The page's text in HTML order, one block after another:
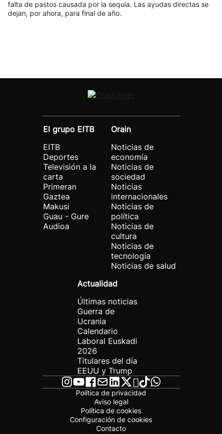
falta de pastos causada por la sequía. Las ayudas directas se
dejan, por ahora, para final de año.
El grupo EITB
EITB
Deportes
Televisión a la
carta
Primeran
Gaztea
Makusi
Guau - Gure
Audioa
Orain
Noticias de
economía
Noticias de
sociedad
Noticias
internacionales
Noticias de
política
Noticias de
cultura
Noticias de
tecnología
Noticias de salud
Actualidad
Últimas noticias
Guerra de
Ucrania
Calendario
Laboral Euskadi
2026
Titulares del día
EEUU y Trump
Política de privacidad
Aviso legal
Política de cookies
Configuración de cookies
Contacto